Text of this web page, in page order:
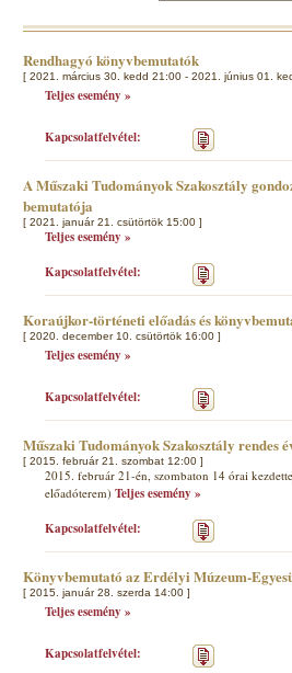
Rendhagyó könyvbemutatók
[ 2021. március 30. kedd 21:00 - 2021. június 01.
Teljes esemény »
Kapcsolatfelvétel:
A Műszaki Tudományok Szakosztály
bemutatója
[ 2021. január 21. csütörtök 15:00 ]
Teljes esemény »
Kapcsolatfelvétel:
Koraújkor-történeti előadás és
[ 2020. december 10. csütörtök 16:00 ]
Teljes esemény »
Kapcsolatfelvétel:
Műszaki Tudományok Szakosztály rendes
[ 2015. február 21. szombat 12:00 ]
2015. február 21-én, szombaton 14 órai
előadóterem) Teljes esemény »
Kapcsolatfelvétel:
Könyvbemutató az Erdélyi Múzeum-
[ 2015. január 28. szerda 14:00 ]
Teljes esemény »
Kapcsolatfelvétel: